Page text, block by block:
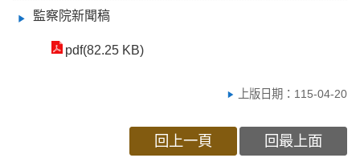
監察院新聞稿
pdf(82.25 KB)
上版日期：115-04-20
回上一頁 回最上面